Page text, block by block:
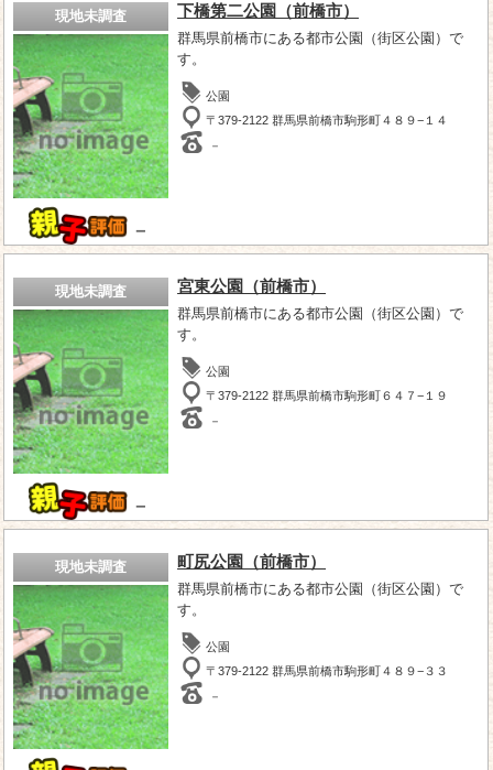
現地未調査
－
下橋第二公園（前橋市）
群馬県前橋市にある都市公園（街区公園）で
す。
公園
〒379-2122 群馬県前橋市駒形町４８９−１４
－
現地未調査
－
宮東公園（前橋市）
群馬県前橋市にある都市公園（街区公園）で
す。
公園
〒379-2122 群馬県前橋市駒形町６４７−１９
－
現地未調査 町尻公園（前橋市）
群馬県前橋市にある都市公園（街区公園）で
す。
公園
〒379-2122 群馬県前橋市駒形町４８９−３３
－